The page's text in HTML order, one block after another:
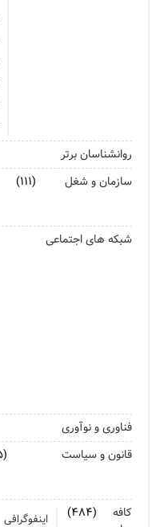
روانشناسان برتر
سازمان و شغل
(۱۱۱)
شبکه های اجتماعی
فناوری و نوآوری
قانون و سیاست
(۹۵)
کافه
(۴۸۴) اینفوگرافی